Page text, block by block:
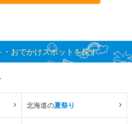
おでかけスポットを探す
北海道の夏祭り